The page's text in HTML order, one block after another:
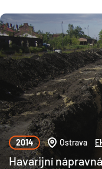
Havarijní
2014 Ostrava